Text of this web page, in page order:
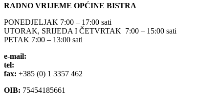
RADNO VRIJEME OPĆINE BISTRA
PONEDJELJAK 7:00 – 17:00 sati
UTORAK, SRIJEDA I ČETVRTAK 7:00 – 15:00 sati
PETAK 7:00 – 13:00 sati
e-mail:
tel:
fax: +385 (0) 1 3357 462
OIB: 75454185661